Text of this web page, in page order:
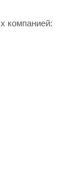
компанией: